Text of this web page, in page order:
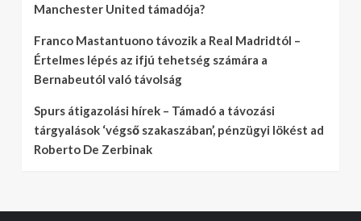
Manchester United támadója?
Franco Mastantuono távozik a Real Madridtól –
Értelmes lépés az ifjú tehetség számára a
Bernabeutól való távolság
Spurs átigazolási hírek – Támadó a távozási
tárgyalások ‘végső szakaszában’, pénzügyi lökést ad
Roberto De Zerbinak